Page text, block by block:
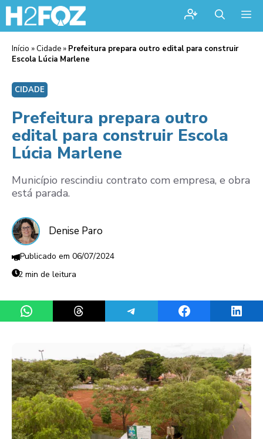
Início » Cidade » Prefeitura prepara outro edital para construir
Escola Lúcia Marlene
CIDADE
Prefeitura prepara outro
edital para construir Escola
Lúcia Marlene
Município rescindiu contrato com empresa, e obra
está parada.
Denise Paro
06/07/2024
2 min de leitura
Share on WhatsAppShare on ThreadsShare on TelegramShare on Facebook